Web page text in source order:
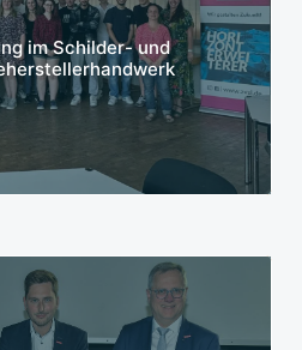
im Schilder- und